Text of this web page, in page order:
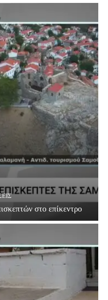
στο επίκεντρο